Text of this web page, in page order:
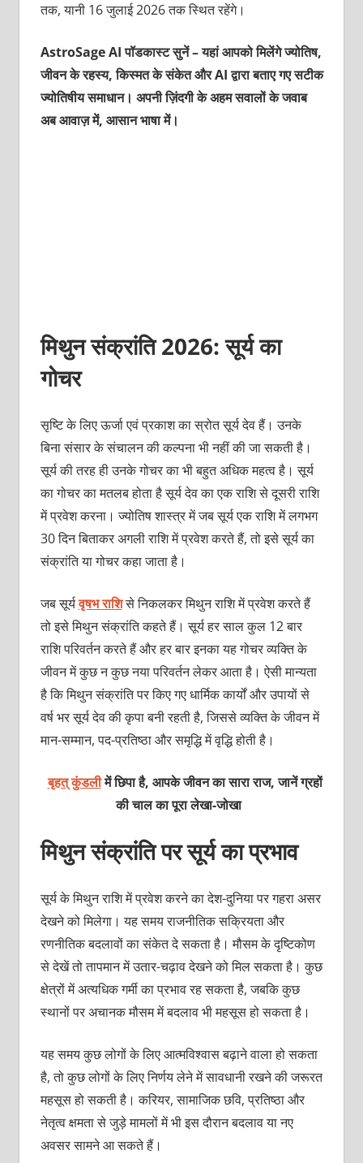
तक, यानी 16 जुलाई 2026 तक स्थित रहेंगे।
AstroSage AI पॉडकास्ट सुनें – यहां आपको मिलेंगे ज्योतिष,
जीवन के रहस्य, किस्मत के संकेत और AI द्वारा बताए गए सटीक
ज्योतिषीय समाधान। अपनी ज़िंदगी के अहम सवालों के जवाब
अब आवाज़ में, आसान भाषा में।
मिथुन संक्रांति 2026: सूर्य का
गोचर
सृष्टि के लिए ऊर्जा एवं प्रकाश का स्रोत सूर्य देव हैं। उनके
बिना संसार के संचालन की कल्पना भी नहीं की जा सकती है।
सूर्य की त‍रह ही उनके गोचर का भी बहुत अधिक महत्व है। सूर्य
का गोचर का मतलब होता है सूर्य देव का एक राशि से दूसरी राशि
में प्रवेश करना। ज्योतिष शास्त्र में जब सूर्य एक राशि में लगभग
30 दिन बिताकर अगली राशि में प्रवेश करते हैं, तो इसे सूर्य का
संक्रांति या गोचर कहा जाता है।
जब सूर्यवृषभ राशिसे निकलकर मिथुन राशि में प्रवेश करते हैं
तो इसे मिथुन संक्रांति कहते हैं। सूर्य हर साल कुल 12 बार
राशि परिवर्तन करते हैं और हर बार इनका यह गोचर व्यक्ति के
जीवन में कुछ न कुछ नया परिवर्तन लेकर आता है। ऐसी मान्यता
है कि मिथुन संक्रांति पर किए गए धार्मिक कार्यों और उपायों से
वर्ष भर सूर्य देव की कृपा बनी रहती है, जिससे व्यक्ति के जीवन में
मान-सम्मान, पद-प्रतिष्ठा और समृद्धि में वृद्धि होती है।
बृहत् कुंडलीमें छिपा है, आपके जीवन का सारा राज, जानें ग्रहों
की चाल का पूरा लेखा-जोखा
मिथुन संक्रांति पर सूर्य का प्रभाव
सूर्य के मिथुन राशि में प्रवेश करने का देश-दुनिया पर गहरा असर
देखने को मिलेगा। यह समय राजनीतिक सक्रियता और
रणनीतिक बदलावों का संकेत दे सकता है। मौसम के दृष्टिकोण
से देखें तो तापमान में उतार-चढ़ाव देखने को मिल सकता है। कुछ
क्षेत्रों में अत्यधिक गर्मी का प्रभाव रह सकता है, जबकि कुछ
स्थानों पर अचानक मौसम में बदलाव भी महसूस हो सकता है।
यह समय कुछ लोगों के लिए आत्मविश्वास बढ़ाने वाला हो सकता
है, तो कुछ लोगों के लिए निर्णय लेने में सावधानी रखने की जरूरत
महसूस हो सकती है। करियर, सामाजिक छवि, प्रतिष्ठा और
नेतृत्व क्षमता से जुड़े मामलों में भी इस दौरान बदलाव या नए
अवसर सामने आ सकते हैं।